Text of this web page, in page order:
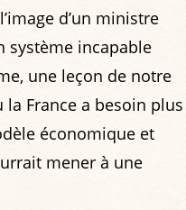
d’un ministre
système incapable
une leçon de notre
la France a besoin plus
économique et
mener à une